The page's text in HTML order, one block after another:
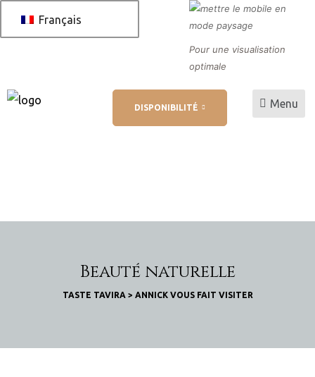
Français
Pour une visualisation
optimale
DISPONIBILITÉ Menu
Beauté naturelle
TASTE TAVIRA > ANNICK VOUS FAIT VISITER